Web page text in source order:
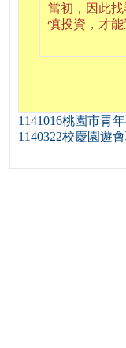
當初，因此
慎投資，才
1141016桃園市青
1140322校慶園遊